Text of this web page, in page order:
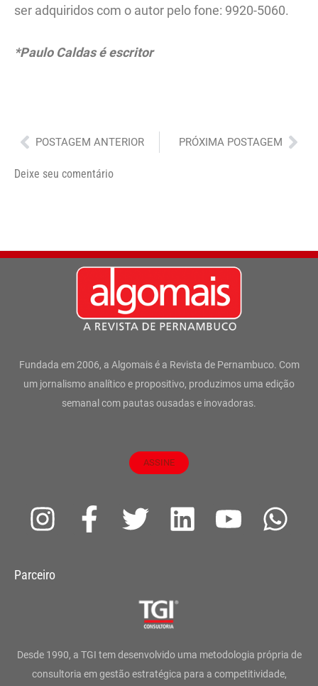
ser adquiridos com o autor pelo fone: 9920-5060.
*Paulo Caldas é escritor
Anterior
POSTAGEM ANTERIOR PRÓXIMA POSTAGEM
Deixe seu comentário
Fundada em 2006, a Algomais é a Revista de Pernambuco. Com
um jornalismo analítico e propositivo, produzimos uma edição
semanal com pautas ousadas e inovadoras.
ASSINE
I
s
g
r
F
a
o
o
T
t
e
r
L
d
i
Y
b
e
W
a
p
Parceiro
Desde 1990, a TGI tem desenvolvido uma metodologia própria de
consultoria em gestão estratégica para a competitividade,